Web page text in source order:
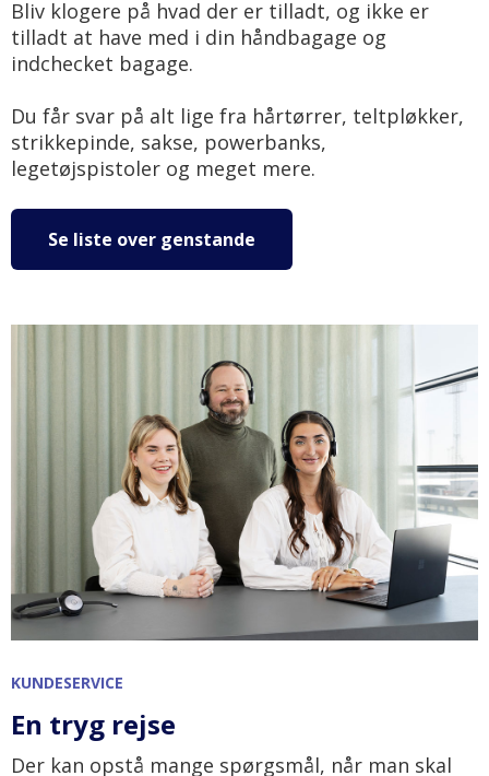
Bliv klogere på hvad der er tilladt, og ikke er
tilladt at have med i din håndbagage og
indchecket bagage.
Du får svar på alt lige fra hårtørrer, teltpløkker,
strikkepinde, sakse, powerbanks,
legetøjspistoler og meget mere.
Se liste over genstande
KUNDESERVICE
En tryg rejse
Der kan opstå mange spørgsmål, når man skal